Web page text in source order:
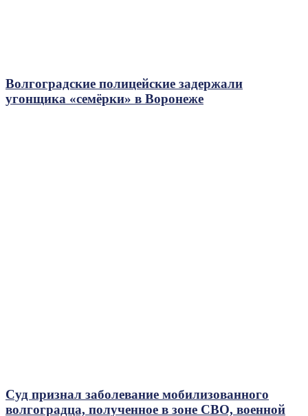
Волгоградские полицейские задержали
угонщика «семёрки» в Воронеже
Суд признал заболевание мобилизованного
волгоградца, полученное в зоне СВО, военной